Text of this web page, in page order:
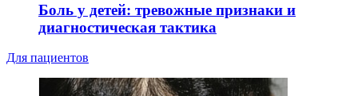
Боль у детей: тревожные признаки и
диагностическая тактика
Для пациентов